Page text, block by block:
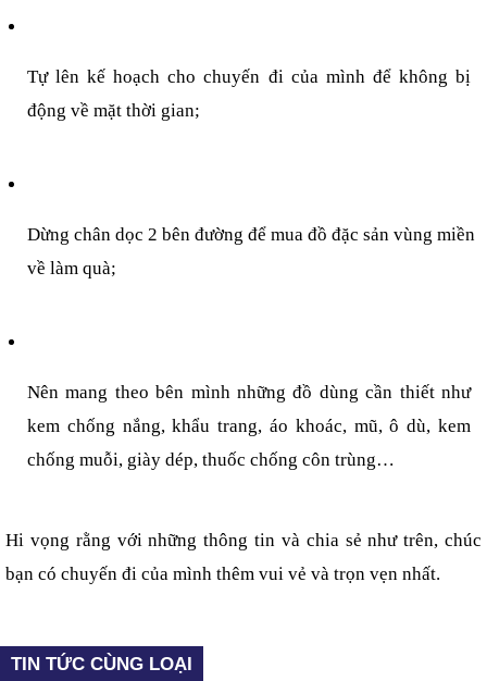
Tự lên kế hoạch cho chuyến đi của mình để không bị
động về mặt thời gian;
Dừng chân dọc 2 bên đường để mua đồ đặc sản vùng miền
về làm quà;
Nên mang theo bên mình những đồ dùng cần thiết như
kem chống nắng, khẩu trang, áo khoác, mũ, ô dù, kem
chống muỗi, giày dép, thuốc chống côn trùng…
Hi vọng rằng với những thông tin và chia sẻ như trên, chúc
bạn có chuyến đi của mình thêm vui vẻ và trọn vẹn nhất.
TIN TỨC CÙNG LOẠI